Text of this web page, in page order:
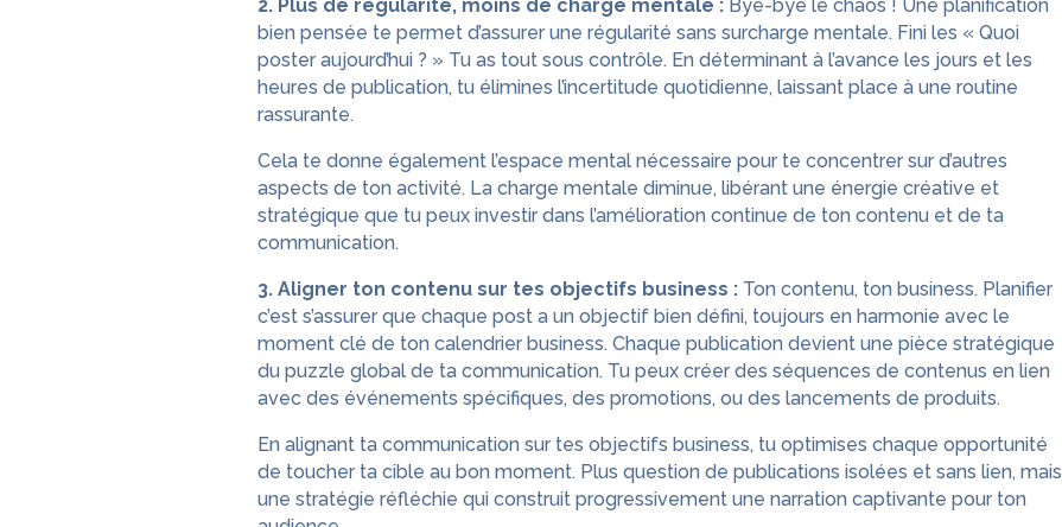
2. Plus de régularité, moins de charge mentale :Bye-bye le chaos ! Une planification
bien pensée te permet d’assurer une régularité sans surcharge mentale. Fini les « Quoi
poster aujourd’hui ? » Tu as tout sous contrôle. En déterminant à l’avance les jours et les
heures de publication, tu élimines l’incertitude quotidienne, laissant place à une routine
rassurante.
Cela te donne également l’espace mental nécessaire pour te concentrer sur d’autres
aspects de ton activité. La charge mentale diminue, libérant une énergie créative et
stratégique que tu peux investir dans l’amélioration continue de ton contenu et de ta
communication.
3. Aligner ton contenu sur tes objectifs business :Ton contenu, ton business. Planifier
c’est s’assurer que chaque post a un objectif bien défini, toujours en harmonie avec le
moment clé de ton calendrier business. Chaque publication devient une pièce stratégique
du puzzle global de ta communication. Tu peux créer des séquences de contenus en lien
avec des événements spécifiques, des promotions, ou des lancements de produits.
En alignant ta communication sur tes objectifs business, tu optimises chaque opportunité
de toucher ta cible au bon moment. Plus question de publications isolées et sans lien, mais
une stratégie réfléchie qui construit progressivement une narration captivante pour ton